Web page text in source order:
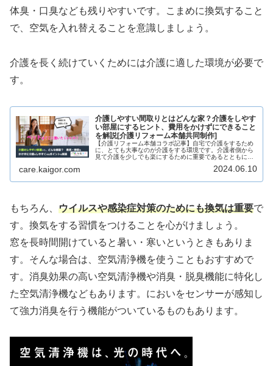
体臭・口臭なども残りやすいです。こまめに換気すること
で、空気を入れ替えることを意識しましょう。
介護を長く続けていくためには介護に適した環境が必要で
す。
介護しやすい間取りとはどんな家？介護をしやす
い部屋にするヒント、費用をかけずにできること
を解説[介護リフォーム本舗共同制作]
【介護リフォーム本舗コラボ記事】自宅で介護をするため
に、とても大事なのが介護をする環境です。介護者側から
見て介護を少しでも楽にするために重要であるとともに、
care.kaigor.com 2024.06.10
もちろん、 ウイルスや感染症対策のためにも換気は重要で
す。換気をする習慣をつけることを心がけましょう。
窓を長時間開けていると暑い・寒いというときもありま
す。そんな場合は、空気清浄機を使うこともおすすめで
す。消臭効果の高い空気清浄機や消臭・脱臭機能に特化し
た空気清浄機などもあります。においをセンサーが感知し
て強力消臭を行う機能がついているものもあります。